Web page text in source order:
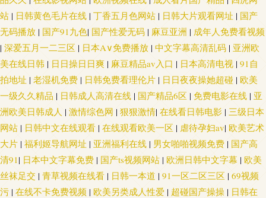
站 | 日韩黄色毛片在线 | 丁香五月色网站 | 日韩大片观看网址 | 国产
无码播放 | 国产91九色| 国产性爱无码 | 麻豆亚洲 | 成年人免费看视频
| 深爱五月一二三区 | 日本A∨免费播放 | 中文字幕高清乱码 | 亚洲欧
美在线日韩 | 日日操日日爽 | 麻豆精品av入口 | 日本高清电视 | 91自
拍地址 | 老湿机免费 | 日韩免费看理伦片 | 日日夜夜操她超碰 | 欧美
一级久久精品 | 日韩成人高清在线 | 国产精品6区 | 免费电影在线 | 亚
洲欧美日韩成人 | 激情综色网 | 狠狠激情| 在线看日韩电影 | 三级日本
网站 | 日韩中文在线观看 | 在线观看欧美一区 | 虐待孕妇av| 欧美艺术
大片 | 福利姬导航网址 | 亚洲福利在线 | 男女啪啪视频免费 | 国产高
清91| 日本中文字幕免费 | 国产ts视频网站 | 欧洲日韩中文字幕 | 欧美
丝袜足交 | 青草视频在线看 | 日韩一本道 | 91一区二区三区 | 69视频
污 | 在线不卡免费视频 | 欧美另类成人性爱 | 超碰国产操操 | 日韩在